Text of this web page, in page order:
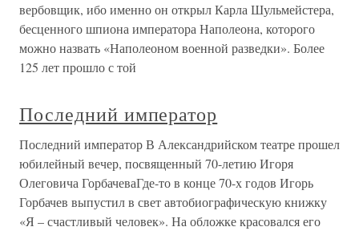
вербовщик, ибо именно он открыл Карла Шульмейстера,
бесценного шпиона императора Наполеона, которого
можно назвать «Наполеоном военной разведки». Более
125 лет прошло с той
Последний император
Последний император В Александрийском театре прошел
юбилейный вечер, посвященный 70-летию Игоря
Олеговича ГорбачеваГде-то в конце 70-х годов Игорь
Горбачев выпустил в свет автобиографическую книжку
«Я – счастливый человек». На обложке красовался его